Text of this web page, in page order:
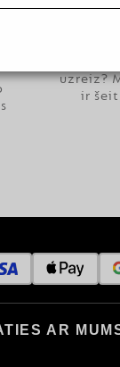
uzreiz?
ir
AR